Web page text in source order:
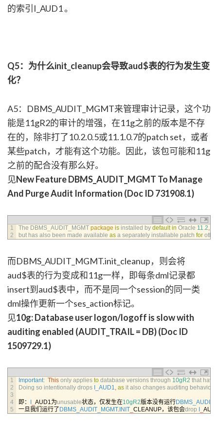
的索引I_AUD1 。
Q5：为什么init_cleanup会导致aud$表的行为发生变
化？
A5：DBMS_AUDIT_MGMT来管理审计记录，这个功
能是11gR2的审计的增强，在11g之前的版本是不存
在的，除非打了10.2.0.5或11.1.0.7的patch set，或者
某些patch，才能有这个功能。因此，该包可能和11g
之前的配合没有那么好。
见New Feature DBMS_AUDIT_MGMT To Manage
And Purge Audit Information (Doc ID 731908.1)
1
2
The DBMS_AUDIT_MGMT package is installed by default in Oracle 11.2,
but has also been made available as a separately installable patch for
而DBMS_AUDIT_MGMT.init_cleanup，则会将
aud$表的行为变成和11g一样，即每条dml记录都
insert到aud$表中，而不是同一个session的同一类
dml操作更新一个ses_action标记。
见10g: Database user logon/logoff is slow with
auditing enabled (AUDIT_TRAIL = DB) (Doc ID
1509729.1)
1
2
3
4
5
Important: This only applies to database versions through 10gR2 that have
Doing so intentionally drops I_AUD1, as it also changes auditing behavior
即： AUD1为unusable状态，仅发生在10gR2版本没有运行
一旦我们运行了 DBMS_AUDIT_MGMT. INIT CLEANUP，该包会drop